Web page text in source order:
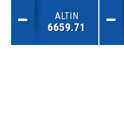
ALTIN
6659.71